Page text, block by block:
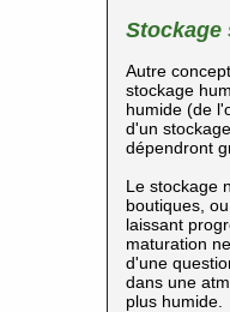
Stockage
Autre
stockage
humide (de
d'un
dépendront
Le stockage
boutiques,
laissant
maturation
d'une
dans une
plus humide.